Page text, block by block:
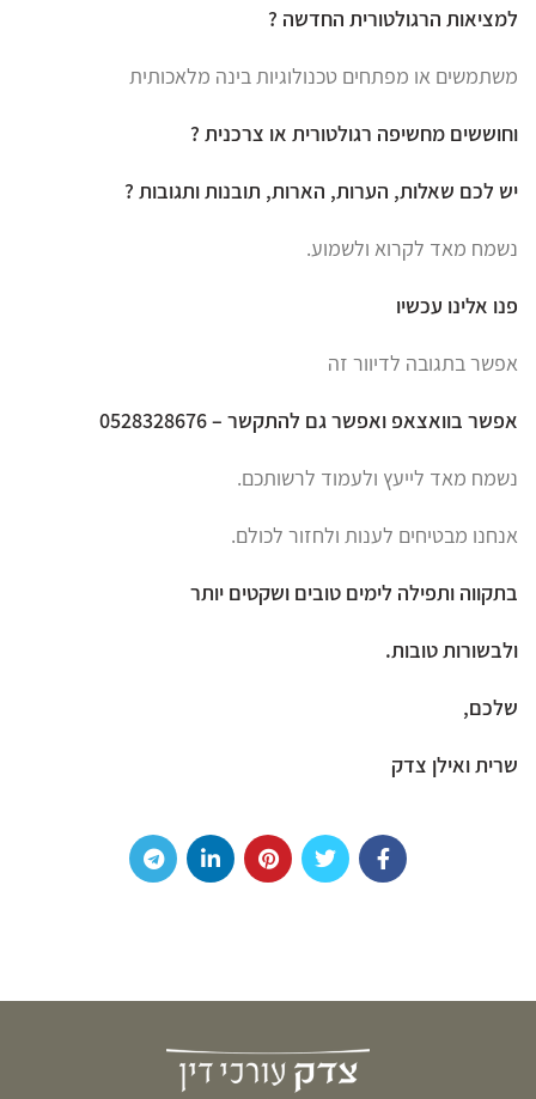
למציאות הרגולטורית החדשה ?
משתמשים או מפתחים טכנולוגיות בינה מלאכותית
וחוששים מחשיפה רגולטורית או צרכנית ?
יש לכם שאלות, הערות, הארות, תובנות ותגובות ?
נשמח מאד לקרוא ולשמוע.
פנו אלינו עכשיו
אפשר בתגובה לדיוור זה
אפשר בוואצאפ ואפשר גם להתקשר – 0528328676
נשמח מאד לייעץ ולעמוד לרשותכם.
אנחנו מבטיחים לענות ולחזור לכולם.
בתקווה ותפילה לימים טובים ושקטים יותר
ולבשורות טובות.
שלכם,
שרית ואילן צדק